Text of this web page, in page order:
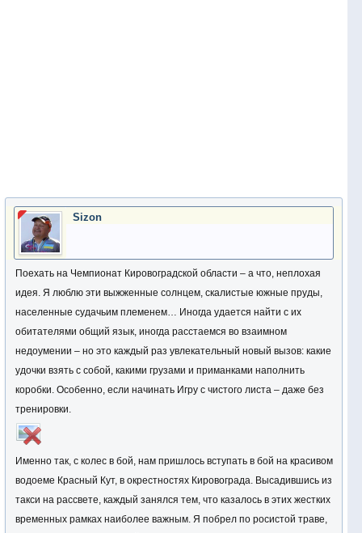
Sizon
Поехать на Чемпионат Кировоградской области – а что, неплохая
идея. Я люблю эти выжженные солнцем, скалистые южные пруды,
населенные судачьим племенем… Иногда удается найти с их
обитателями общий язык, иногда расстаемся во взаимном
недоумении – но это каждый раз увлекательный новый вызов: какие
удочки взять с собой, какими грузами и приманками наполнить
коробки. Особенно, если начинать Игру с чистого листа – даже без
тренировки.
Именно так, с колес в бой, нам пришлось вступать в бой на красивом
водоеме Красный Кут, в окрестностях Кировограда. Высадившись из
такси на рассвете, каждый занялся тем, что казалось в этих жестких
временных рамках наиболее важным. Я побрел по росистой траве,